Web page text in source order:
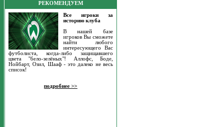
РЕКОМЕНДУЕМ
Все игроки за
историю клуба
В нашей базе
игроков Вы сможете
найти любого
интересующего Вас
футболиста, когда-либо защищавшего
цвета "бело-зелёных"! Аллофс, Боде,
Нойбарт, Озил, Шааф - это далеко не весь
список!
подробнее >>